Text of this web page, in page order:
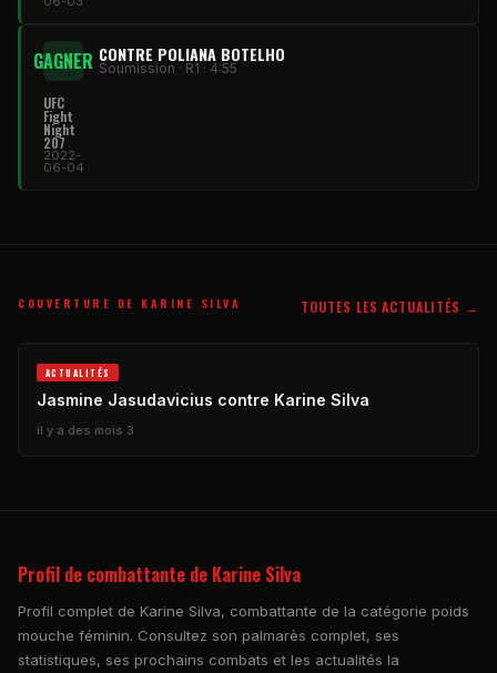
GAGNER CONTRE POLIANA BOTELHO
Soumission · R1 · 4:55
UFC
Fight
Night
207
2022-
06-04
COUVERTURE DE KARINE SILVA TOUTES LES ACTUALITÉS →
ACTUALITÉS
Jasmine Jasudavicius contre Karine Silva
il y a des mois 3
Profil de combattante de Karine Silva
Profil complet de Karine Silva, combattante de la catégorie poids
mouche féminin. Consultez son palmarès complet, ses
statistiques, ses prochains combats et les actualités la